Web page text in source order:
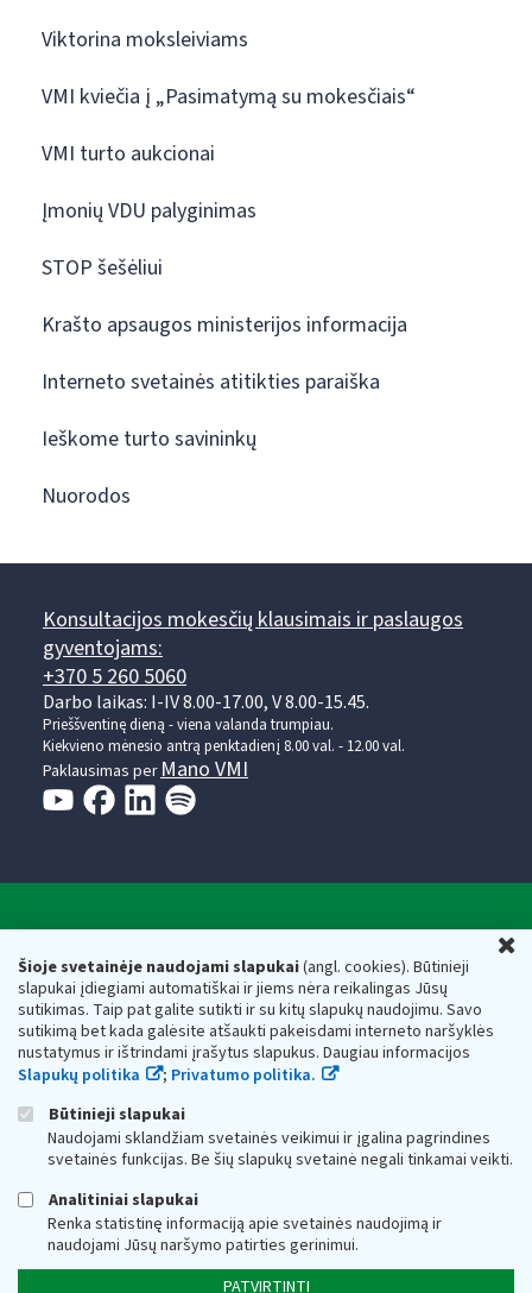
Šioje svetainėje naudojami slapukai(angl. cookies). Būtinieji
slapukai įdiegiami automatiškai ir jiems nėra reikalingas Jūsų
sutikimas. Taip pat galite sutikti ir su kitų slapukų naudojimu. Savo
sutikimą bet kada galėsite atšaukti pakeisdami interneto naršyklės
nustatymus ir ištrindami įrašytus slapukus. Daugiau informacijos
Slapukų politika
; Privatumo politika.
Būtinieji slapukai
Naudojami sklandžiam svetainės veikimui ir įgalina pagrindines
svetainės funkcijas. Be šių slapukų svetainė negali tinkamai veikti.
Analitiniai slapukai
Renka statistinę informaciją apie svetainės naudojimą ir
naudojami Jūsų naršymo patirties gerinimui.
PATVIRTINTI
Viktorina moksleiviams
VMI kviečia į „Pasimatymą su mokesčiais“
VMI turto aukcionai
Įmonių VDU palyginimas
STOP šešėliui
Krašto apsaugos ministerijos informacija
Interneto svetainės atitikties paraiška
Ieškome turto savininkų
Nuorodos
Konsultacijos mokesčių klausimais ir paslaugos
gyventojams:
+370 5 260 5060
Darbo laikas: I-IV 8.00-17.00, V 8.00-15.45.
Prieššventinę dieną - viena valanda trumpiau.
Kiekvieno mėnesio antrą penktadienį 8.00 val. - 12.00 val.
Paklausimas per Mano VMI
Respublikos finansų ministerijos
Biudžetinė įstaiga. Juridinio asmens kodas — 188659752,
adresas: Vasario 16-osios g. 14, 01107 Vilnius, Lietuva, el.paštas:
vmi@vmi.lt, E. pristatymo dėžutės adresas 188659752
Duomenys apie Valstybinę mokesčių inspekciją prie Lietuvos
Respublikos finansų ministerijos kaupiami ir saugomi Juridinių